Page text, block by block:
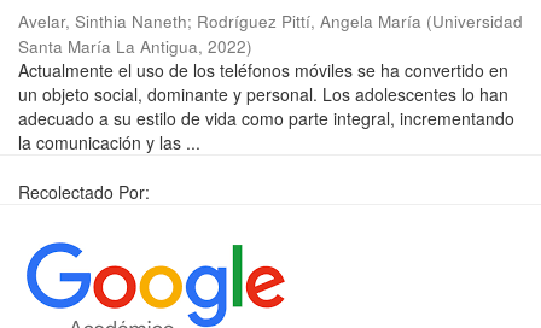
Avelar, Sinthia Naneth; Rodríguez Pittí, Angela María (Universidad
Santa María La Antigua, 2022)
Actualmente el uso de los teléfonos móviles se ha convertido en
un objeto social, dominante y personal. Los adolescentes lo han
adecuado a su estilo de vida como parte integral, incrementando
la comunicación y las ...
Recolectado Por: